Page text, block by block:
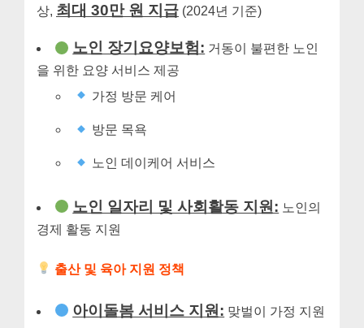
상, 최대 30만 원 지급 (2024년 기준)
노인 장기요양보험: 거동이 불편한 노인
을 위한 요양 서비스 제공
가정 방문 케어
방문 목욕
노인 데이케어 서비스
노인 일자리 및 사회활동 지원: 노인의
경제 활동 지원
출산 및 육아 지원 정책
아이돌봄 서비스 지원: 맞벌이 가정 지원